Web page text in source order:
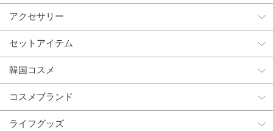
アクセサリー
セットアイテム
韓国コスメ
コスメブランド
ライフグッズ